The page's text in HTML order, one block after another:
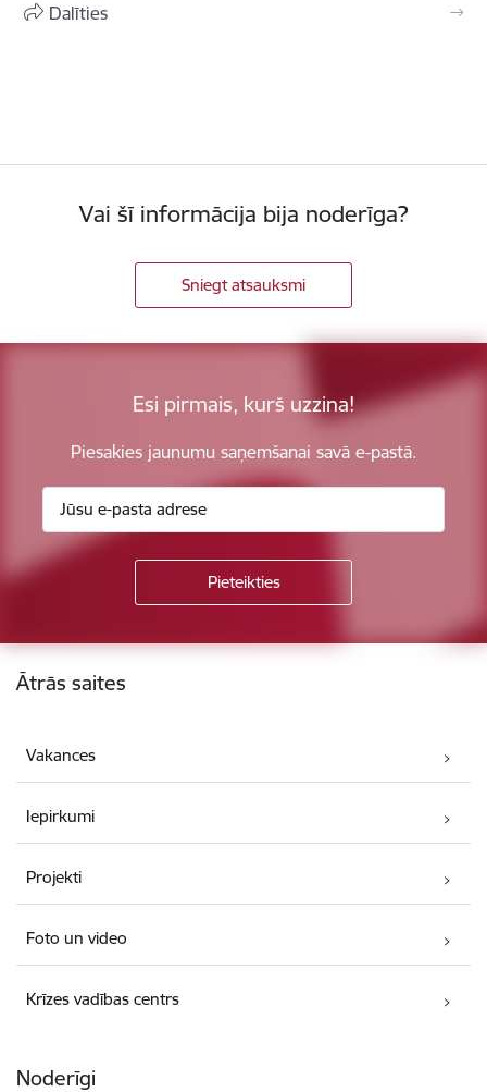
Dalīties
Vai šī informācija bija noderīga?
Sniegt atsauksmi
Esi pirmais, kurš uzzina!
Piesakies jaunumu saņemšanai savā e-pastā.
Kājene
Ātrās saites
Vakances
Iepirkumi
Projekti
Foto un video
Krīzes vadības centrs
Noderīgi